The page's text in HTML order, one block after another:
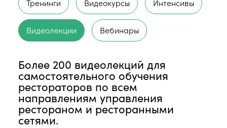
Тренинги Видеокурсы Интенсивы
Видеолекции Вебинары
Более 200 видеолекций для
самостоятельного обучения
рестораторов по всем
направлениям управления
рестораном и ресторанными
сетями.